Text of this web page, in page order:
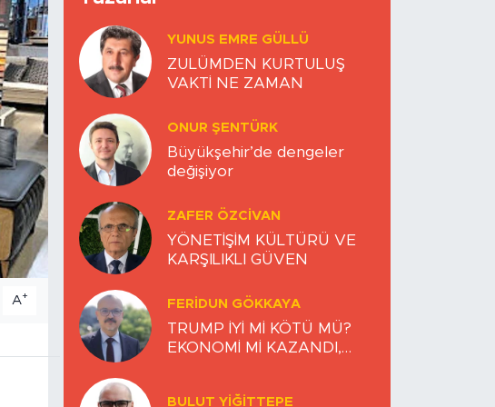
A+
YUNUS EMRE GÜLLÜ
ZULÜMDEN KURTULUŞ
VAKTİ NE ZAMAN
ONUR ŞENTÜRK
Büyükşehir’de dengeler
değişiyor
ZAFER ÖZCIVAN
YÖNETİŞİM KÜLTÜRÜ VE
KARŞILIKLI GÜVEN
FERIDUN GÖKKAYA
TRUMP İYİ Mİ KÖTÜ MÜ?
EKONOMİ Mİ KAZANDI,
BULUT YİĞİTTEPE